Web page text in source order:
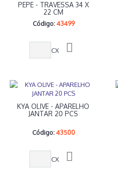
PEPE - TRAVESSA 34 X
22 CM
Código: 43499
CX
KYA OLIVE - APARELHO
JANTAR 20 PCS
Código: 43500
CX